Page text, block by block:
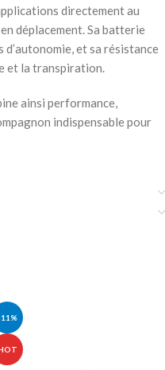
directement au
déplacement. Sa batterie
et sa résistance
et la transpiration.
ainsi performance,
indispensable pour